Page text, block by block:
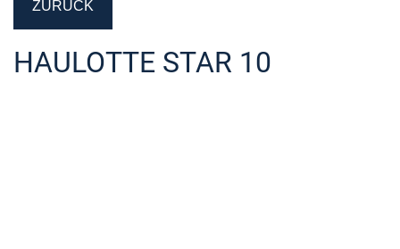
ZURÜCK
HAULOTTE STAR 10